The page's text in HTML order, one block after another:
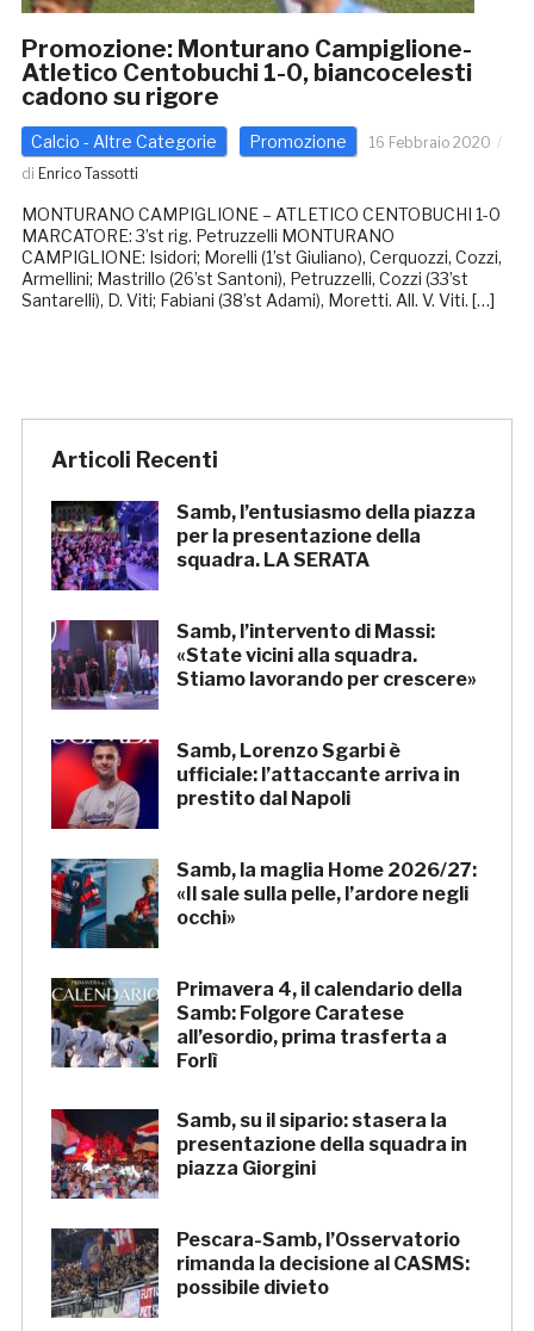
Promozione: Monturano Campiglione-
Atletico Centobuchi 1-0, biancocelesti
cadono su rigore
Calcio - Altre Categorie Promozione
16 Febbraio 2020
di Enrico Tassotti
MONTURANO CAMPIGLIONE – ATLETICO CENTOBUCHI 1-0
MARCATORE: 3’st rig. Petruzzelli MONTURANO
CAMPIGLIONE: Isidori; Morelli (1’st Giuliano), Cerquozzi, Cozzi,
Armellini; Mastrillo (26’st Santoni), Petruzzelli, Cozzi (33’st
Santarelli), D. Viti; Fabiani (38’st Adami), Moretti. All. V. Viti. […]
Articoli Recenti
Samb, l’entusiasmo della piazza
per la presentazione della
squadra. LA SERATA
Samb, l’intervento di Massi:
«State vicini alla squadra.
Stiamo lavorando per crescere»
Samb, Lorenzo Sgarbi è
ufficiale: l’attaccante arriva in
prestito dal Napoli
Samb, la maglia Home 2026/27:
«Il sale sulla pelle, l’ardore negli
occhi»
Primavera 4, il calendario della
Samb: Folgore Caratese
all’esordio, prima trasferta a
Forlì
Samb, su il sipario: stasera la
presentazione della squadra in
piazza Giorgini
Pescara-Samb, l’Osservatorio
rimanda la decisione al CASMS:
possibile divieto